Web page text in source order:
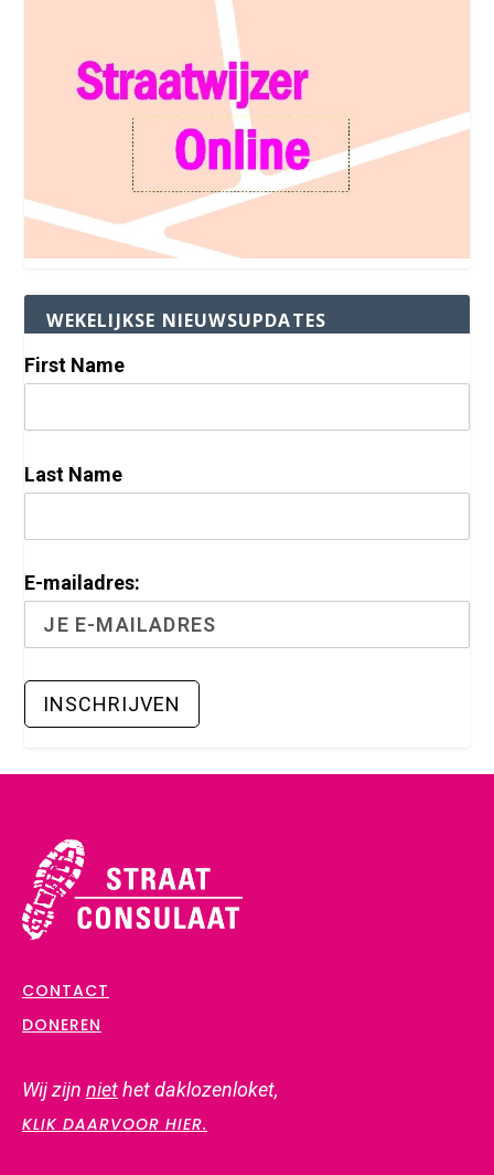
WEKELIJKSE NIEUWSUPDATES
First Name
Last Name
E-mailadres:
CONTACT
DONEREN
Wij zijn niethet daklozenloket,
KLIK DAARVOOR HIER.